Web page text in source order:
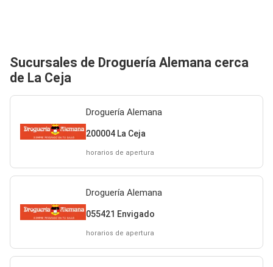
Sucursales de Droguería Alemana cerca
de La Ceja
Droguería Alemana
200004 La Ceja
horarios de apertura
Droguería Alemana
055421 Envigado
horarios de apertura